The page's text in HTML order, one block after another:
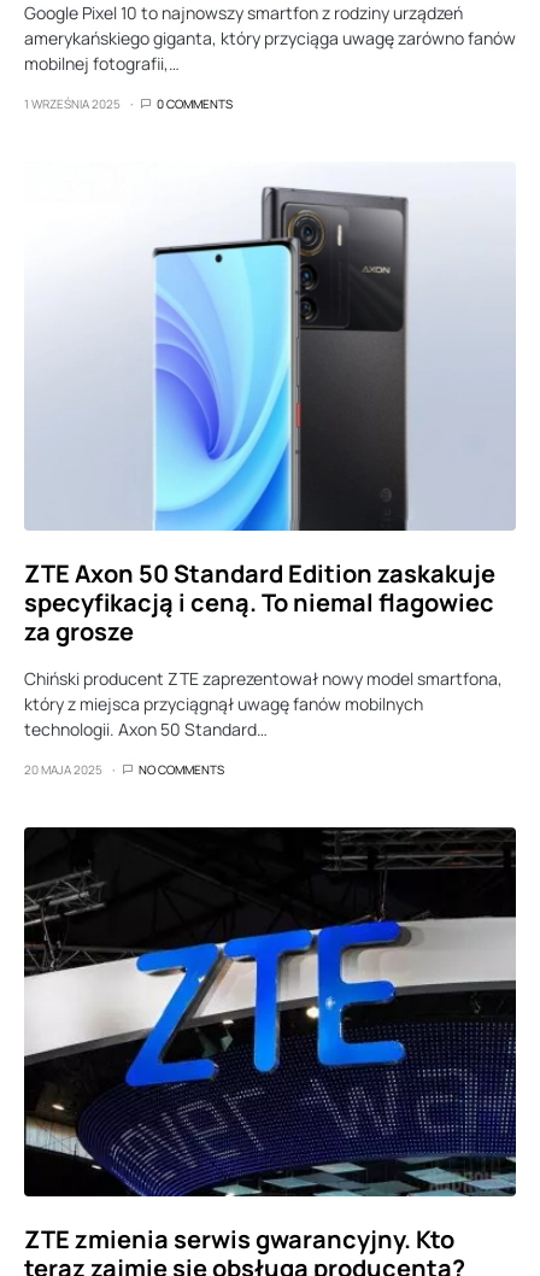
Google Pixel 10 to najnowszy smartfon z rodziny urządzeń
amerykańskiego giganta, który przyciąga uwagę zarówno fanów
mobilnej fotografii,…
1 WRZEŚNIA 2025 0 COMMENTS
ZTE Axon 50 Standard Edition zaskakuje
specyfikacją i ceną. To niemal flagowiec
za grosze
Chiński producent ZTE zaprezentował nowy model smartfona,
który z miejsca przyciągnął uwagę fanów mobilnych
technologii. Axon 50 Standard…
20 MAJA 2025 NO COMMENTS
ZTE zmienia serwis gwarancyjny. Kto
teraz zajmie się obsługą producenta?